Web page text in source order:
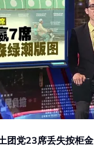
团党23席丢失按柜金